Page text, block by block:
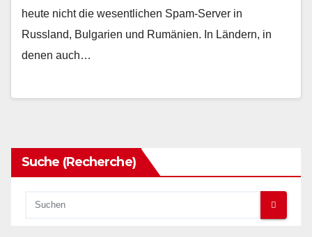
heute nicht die wesentlichen Spam-Server in
Russland, Bulgarien und Rumänien. In Ländern, in
denen auch…
Suche (Recherche)